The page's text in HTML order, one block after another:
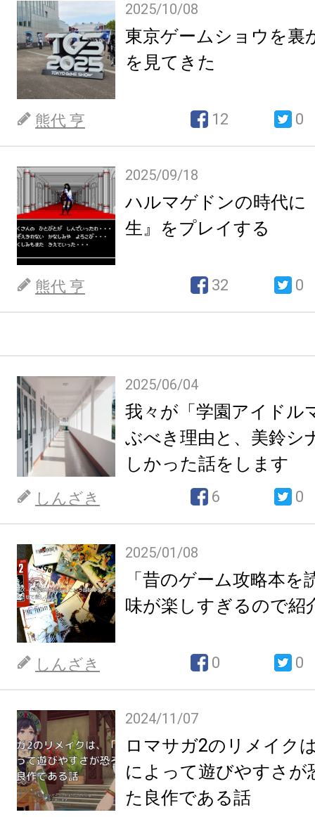
2025/10/08
東京ゲームショウを裏
を見てきた
熊代 亨 12 0
2025/09/18
ハルマゲドンの時代に
生』をプレイする
熊代 亨 32 0
2025/06/04
我々が「学園アイドル
ぶべき理由と、美鈴シ
しかった話をします
しんざき 6 0
2025/01/08
「昔のゲーム攻略本を
味が楽しすぎるので紹
しんざき 0 0
2024/11/07
ロマサガ2のリメイク
によって遊びやすさが
た良作である話